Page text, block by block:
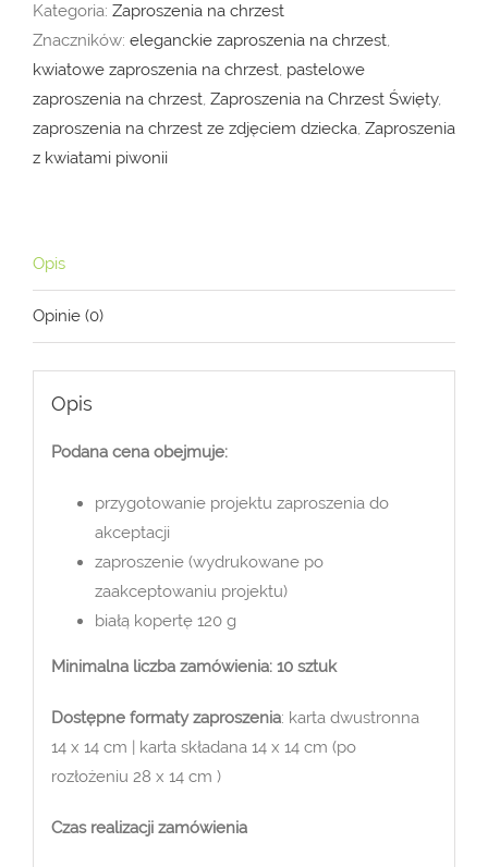
Święty
ze
zdjęciem
ZCH_055
Kategoria: Zaproszenia na chrzest
Znaczników: eleganckie zaproszenia na chrzest,
kwiatowe zaproszenia na chrzest, pastelowe
zaproszenia na chrzest, Zaproszenia na Chrzest Święty,
zaproszenia na chrzest ze zdjęciem dziecka, Zaproszenia
z kwiatami piwonii
Opis
Opinie (0)
Opis
Podana cena obejmuje:
przygotowanie projektu zaproszenia do
akceptacji
zaproszenie (wydrukowane po
zaakceptowaniu projektu)
białą kopertę 120 g
Minimalna liczba zamówienia: 10 sztuk
Dostępne formaty zaproszenia: karta dwustronna
14 x 14 cm | karta składana 14 x 14 cm (po
rozłożeniu 28 x 14 cm )
Czas realizacji zamówienia